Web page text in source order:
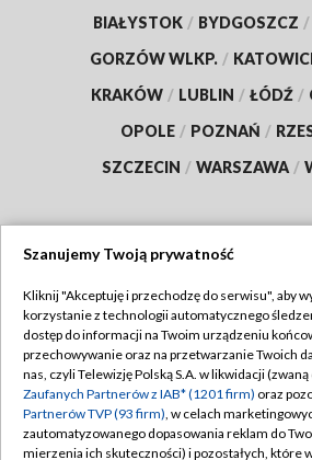
BIAŁYSTOK / BYDGOSZCZ /
GORZÓW WLKP. /
KRAKÓW / LUBLIN / ŁÓDŹ /
OPOLE / POZNAŃ /
SZCZECIN / WARSZAWA /
TVP
Abonament TVP
Emisja w TVP
Centrum informacji TVP
Regulamin TVP
Polityka
Moje zgody
Szanujemy Twoją prywatność
Kliknij "Akceptuję i przechodzę do serwisu", aby
korzystanie z technologii automatycznego
dostęp do informacji na Twoim urządzeniu
przechowywanie oraz na przetwarzanie Twoich
nas, czyli Telewizję Polską S.A. w likwidacji
Zaufanych Partnerów z IAB* (1201 firm) oraz
Partnerów TVP (93 firm), w celach
zautomatyzowanego dopasowania reklam do
mierzenia ich skuteczności) i pozostałych, które